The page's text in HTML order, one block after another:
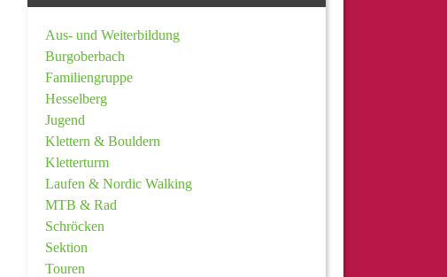
Aus- und Weiterbildung
Burgoberbach
Familiengruppe
Hesselberg
Jugend
Klettern & Bouldern
Kletterturm
Laufen & Nordic Walking
MTB & Rad
Schröcken
Sektion
Touren